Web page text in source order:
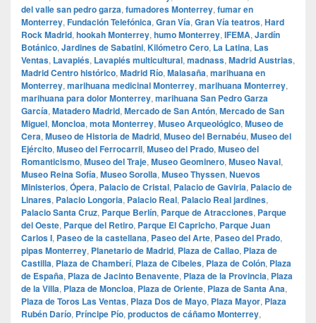
del valle san pedro garza, fumadores Monterrey, fumar en
Monterrey, Fundación Telefónica, Gran Vía, Gran Vía teatros, Hard
Rock Madrid, hookah Monterrey, humo Monterrey, IFEMA, Jardín
Botánico, Jardines de Sabatini, Kilómetro Cero, La Latina, Las
Ventas, Lavapiés, Lavapiés multicultural, madnass, Madrid Austrias,
Madrid Centro histórico, Madrid Río, Malasaña, marihuana en
Monterrey, marihuana medicinal Monterrey, marihuana Monterrey,
marihuana para dolor Monterrey, marihuana San Pedro Garza
García, Matadero Madrid, Mercado de San Antón, Mercado de San
Miguel, Moncloa, mota Monterrey, Museo Arqueológico, Museo de
Cera, Museo de Historia de Madrid, Museo del Bernabéu, Museo del
Ejército, Museo del Ferrocarril, Museo del Prado, Museo del
Romanticismo, Museo del Traje, Museo Geominero, Museo Naval,
Museo Reina Sofía, Museo Sorolla, Museo Thyssen, Nuevos
Ministerios, Ópera, Palacio de Cristal, Palacio de Gaviria, Palacio de
Linares, Palacio Longoria, Palacio Real, Palacio Real jardines,
Palacio Santa Cruz, Parque Berlín, Parque de Atracciones, Parque
del Oeste, Parque del Retiro, Parque El Capricho, Parque Juan
Carlos I, Paseo de la castellana, Paseo del Arte, Paseo del Prado,
pipas Monterrey, Planetario de Madrid, Plaza de Callao, Plaza de
Castilla, Plaza de Chamberí, Plaza de Cibeles, Plaza de Colón, Plaza
de España, Plaza de Jacinto Benavente, Plaza de la Provincia, Plaza
de la Villa, Plaza de Moncloa, Plaza de Oriente, Plaza de Santa Ana,
Plaza de Toros Las Ventas, Plaza Dos de Mayo, Plaza Mayor, Plaza
Rubén Darío, Príncipe Pío, productos de cáñamo Monterrey,